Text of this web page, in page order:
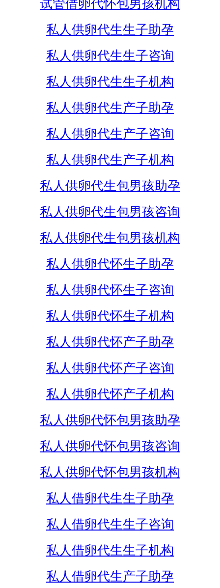
试管借卵代怀包男孩机构
私人供卵代生生子助孕
私人供卵代生生子咨询
私人供卵代生生子机构
私人供卵代生产子助孕
私人供卵代生产子咨询
私人供卵代生产子机构
私人供卵代生包男孩助孕
私人供卵代生包男孩咨询
私人供卵代生包男孩机构
私人供卵代怀生子助孕
私人供卵代怀生子咨询
私人供卵代怀生子机构
私人供卵代怀产子助孕
私人供卵代怀产子咨询
私人供卵代怀产子机构
私人供卵代怀包男孩助孕
私人供卵代怀包男孩咨询
私人供卵代怀包男孩机构
私人借卵代生生子助孕
私人借卵代生生子咨询
私人借卵代生生子机构
私人借卵代生产子助孕